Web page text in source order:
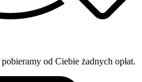
od Ciebie żadnych opłat.